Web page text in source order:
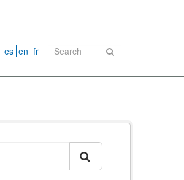
es en fr